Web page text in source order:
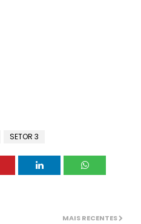
SETOR 3
MAIS RECENTES